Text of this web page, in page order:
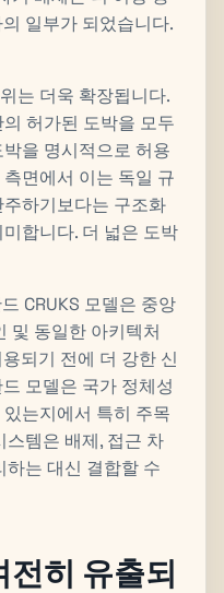
일부가 되었습니다.
는 더욱 확장됩니다.
허가된 도박을 모두
을 명시적으로 허용
면에서 이는 독일 규
하기보다는 구조화
합니다. 더 넓은 도박
CRUKS 모델은 중앙
및 동일한 아키텍처
되기 전에 더 강한 신
모델은 국가 정체성
는지에서 특히 주목
스템은 배제, 접근 차
하는 대신 결합할 수
전히 유출되